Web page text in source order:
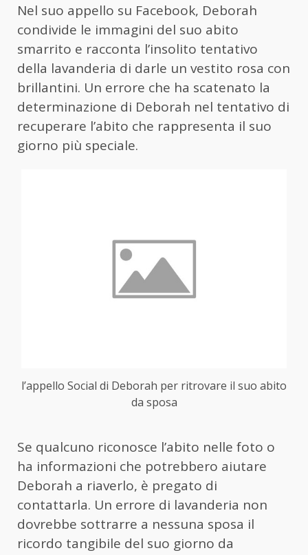
Nel suo appello su Facebook, Deborah
condivide le immagini del suo abito
smarrito e racconta l’insolito tentativo
della lavanderia di darle un vestito rosa con
brillantini. Un errore che ha scatenato la
determinazione di Deborah nel tentativo di
recuperare l’abito che rappresenta il suo
giorno più speciale.
l’appello Social di Deborah per ritrovare il suo abito
da sposa
Se qualcuno riconosce l’abito nelle foto o
ha informazioni che potrebbero aiutare
Deborah a riaverlo, è pregato di
contattarla. Un errore di lavanderia non
dovrebbe sottrarre a nessuna sposa il
ricordo tangibile del suo giorno da